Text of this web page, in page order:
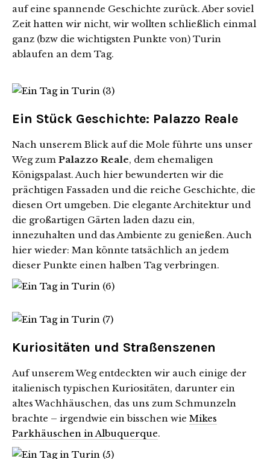
auf eine spannende Geschichte zurück. Aber soviel
Zeit hatten wir nicht, wir wollten schließlich einmal
ganz (bzw die wichtigsten Punkte von) Turin
ablaufen an dem Tag.
Ein Stück Geschichte: Palazzo Reale
Nach unserem Blick auf die Mole führte uns unser
Weg zum Palazzo Reale, dem ehemaligen
Königspalast. Auch hier bewunderten wir die
prächtigen Fassaden und die reiche Geschichte, die
diesen Ort umgeben. Die elegante Architektur und
die großartigen Gärten laden dazu ein,
innezuhalten und das Ambiente zu genießen. Auch
hier wieder: Man könnte tatsächlich an jedem
dieser Punkte einen halben Tag verbringen.
Kuriositäten und Straßenszenen
Auf unserem Weg entdeckten wir auch einige der
italienisch typischen Kuriositäten, darunter ein
altes Wachhäuschen, das uns zum Schmunzeln
brachte – irgendwie ein bisschen wie Mikes
Parkhäuschen in Albuquerque.